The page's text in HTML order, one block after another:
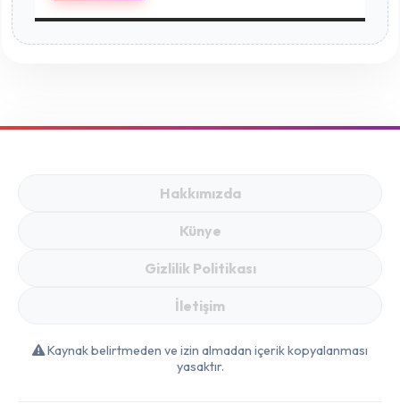
Hakkımızda
Künye
Gizlilik Politikası
İletişim
Kaynak belirtmeden ve izin almadan içerik kopyalanması
yasaktır.